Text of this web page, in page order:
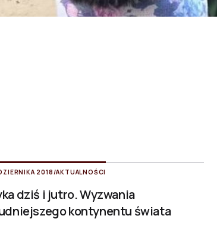
2018/AKTUALNOŚCI
dziś i jutro. Wyzwania
kontynentu świata